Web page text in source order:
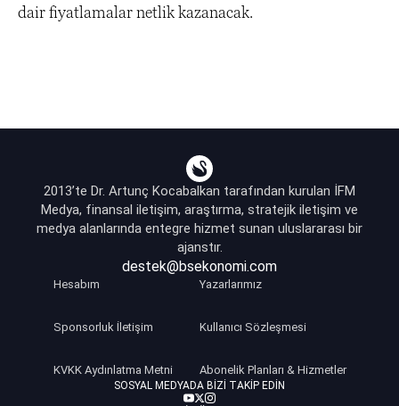
dair fiyatlamalar netlik kazanacak.
2013’te Dr. Artunç Kocabalkan tarafından kurulan İFM
Medya, finansal iletişim, araştırma, stratejik iletişim ve
medya alanlarında entegre hizmet sunan uluslararası bir
ajanstır.
destek@bsekonomi.com
Hesabım Yazarlarımız
Sponsorluk İletişim Kullanıcı Sözleşmesi
KVKK Aydınlatma Metni Abonelik Planları & Hizmetler
SOSYAL MEDYADA BIZI TAKIP EDIN